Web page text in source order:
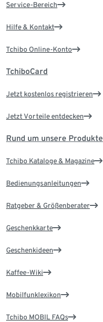
Service-Bereich
Hilfe & Kontakt
Tchibo Online-Konto
TchiboCard
Jetzt kostenlos registrieren
Jetzt Vorteile entdecken
Rund um unsere Produkte
Tchibo Kataloge & Magazine
Bedienungsanleitungen
Ratgeber & Größenberater
Geschenkkarte
Geschenkideen
Kaffee-Wiki
Mobilfunklexikon
Tchibo MOBIL FAQs